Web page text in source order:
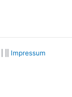
|| Impressum